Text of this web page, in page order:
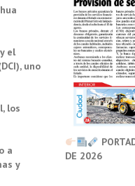
el
uno
los
a
y
DE 2026